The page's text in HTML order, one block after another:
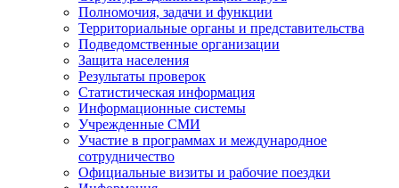
Полномочия, задачи и функции
Территориальные органы и представительства
Подведомственные организации
Защита населения
Результаты проверок
Статистическая информация
Информационные системы
Учрежденные СМИ
Участие в программах и международное
сотрудничество
Официальные визиты и рабочие поездки